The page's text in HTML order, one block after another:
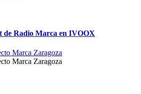
de Radio Marca en IVOOX
Marca Zaragoza
Marca Zaragoza